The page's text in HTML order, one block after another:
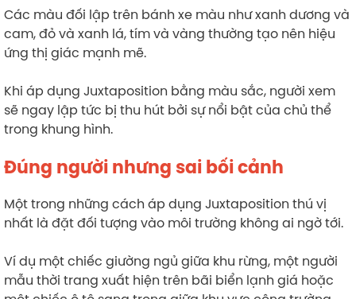
Các màu đối lập trên bánh xe màu như xanh dương và
cam, đỏ và xanh lá, tím và vàng thường tạo nên hiệu
ứng thị giác mạnh mẽ.
Khi áp dụng Juxtaposition bằng màu sắc, người xem
sẽ ngay lập tức bị thu hút bởi sự nổi bật của chủ thể
trong khung hình.
Đúng người nhưng sai bối cảnh
Một trong những cách áp dụng Juxtaposition thú vị
nhất là đặt đối tượng vào môi trường không ai ngờ tới.
Ví dụ một chiếc giường ngủ giữa khu rừng, một người
mẫu thời trang xuất hiện trên bãi biển lạnh giá hoặc